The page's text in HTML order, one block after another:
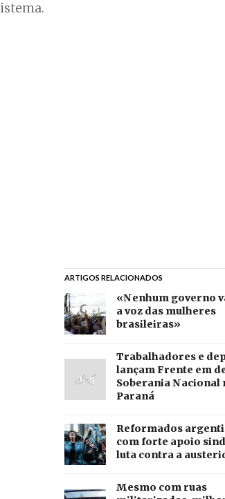
ARTIGOS RELACIONADOS
«Nenhum governo
a voz das mulheres
brasileiras»
Trabalhadores e
lançam Frente em
Soberania Nacional
Paraná
Reformados
com forte apoio
luta contra a
Mesmo com ruas